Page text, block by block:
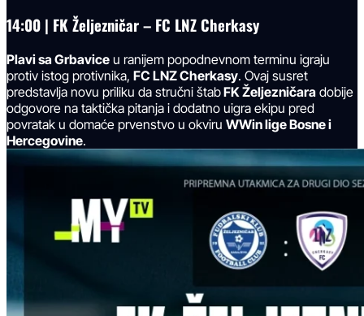
14:00 | FK Željezničar – FC LNZ Cherkasy
Plavi sa Grbavice u ranijem popodnevnom terminu igraju
protiv istog protivnika, FC LNZ Cherkasy. Ovaj susret
predstavlja novu priliku da stručni štabFK Željezničara dobije
odgovore na taktička pitanja i dodatno uigra ekipu pred
povratak u domaće prvenstvo u okviru WWin lige Bosne i
Hercegovine.